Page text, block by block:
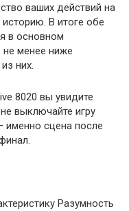
ваших действий на
В итоге обе
в основном
менее ниже
них.
8020 вы увидите
выключайте игру
именно сцена после
Разумность